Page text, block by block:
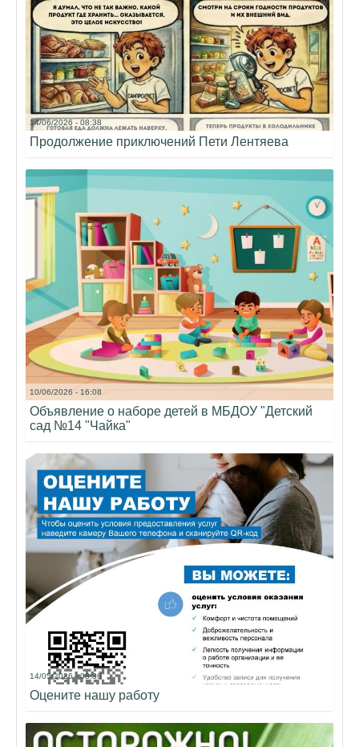
14/06/2026 - 08:38
Продолжение приключений Пети Лентяева
10/06/2026 - 16:08
Объявление о наборе детей в МБДОУ "Детский
сад №14 "Чайка"
14/05/2026 - 08:36
Оцените нашу работу